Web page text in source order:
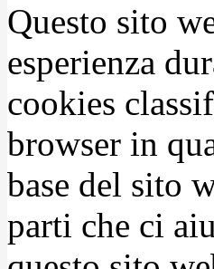
Questo sito
esperienza
cookies
browser in
base del sito
parti che ci